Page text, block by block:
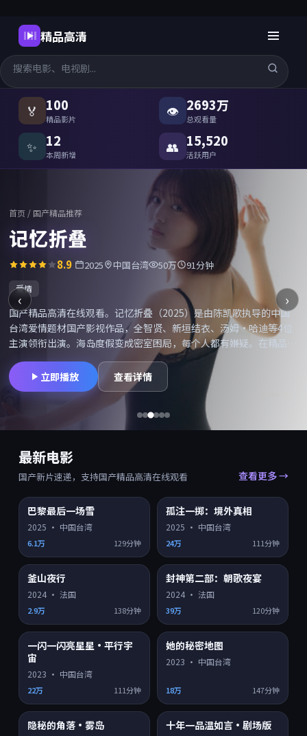
精品高清
国产精品高清在线观看-
🏅 100
精品影片 👁 2693万
总观看量
✨ 12
本周新增 👥 15,520
活跃用户
首页 / 国产精品推荐
记忆折叠
8.9 2025 中国台湾 50万 91分钟
爱情
国产精品高清在线观看。记忆折叠（2025）是由陈凯歌执导的中国
台湾爱情题材国产影视作品，全智贤、新垣结衣、汤姆·哈迪等4位
主演领衔出演。海岛度假变成密室困局，每个人都有嫌疑。在精品高
清网可搜索「记忆折叠在线观看」「记忆折叠高清」并享受国产精品
高清在线观看，同类型爱情国产片持续更新。摄影与配乐备受好评，
适合喜欢院线质感的观众。
立即播放 查看详情
‹ ›
最新电影
国产新片速递，支持国产精品高清在线观看 查看更多 →
7.9
巴黎最后一场雪
2025 · 中国台湾
6.1万 129分钟
7.5
孤注一掷：境外真相
2025 · 中国台湾
24万 111分钟
7.4
釜山夜行
2024· 法国
2.9万 138分钟
7.0
封神第二部：朝歌夜宴
2024· 法国
39万 120分钟
8.8 4K超清
一闪一闪亮星星·平行宇
宙
2023 · 中国台湾
22万 111分钟
9.1
她的秘密地图
2023 · 中国台湾
18万 147分钟
9.2
隐秘的角落·雾岛 8.2 HD
十年一品温如言·剧场版